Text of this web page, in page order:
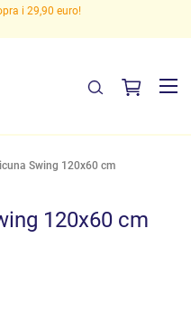
i 29,90 euro!
Swing 120x60 cm
120x60 cm